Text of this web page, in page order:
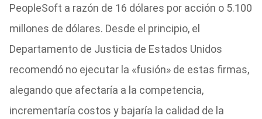
PeopleSoft a razón de 16 dólares por acción o 5.100
millones de dólares. Desde el principio, el
Departamento de Justicia de Estados Unidos
recomendó no ejecutar la «fusión» de estas firmas,
alegando que afectaría a la competencia,
incrementaría costos y bajaría la calidad de la